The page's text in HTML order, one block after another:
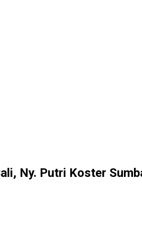
Ny. Putri Koster